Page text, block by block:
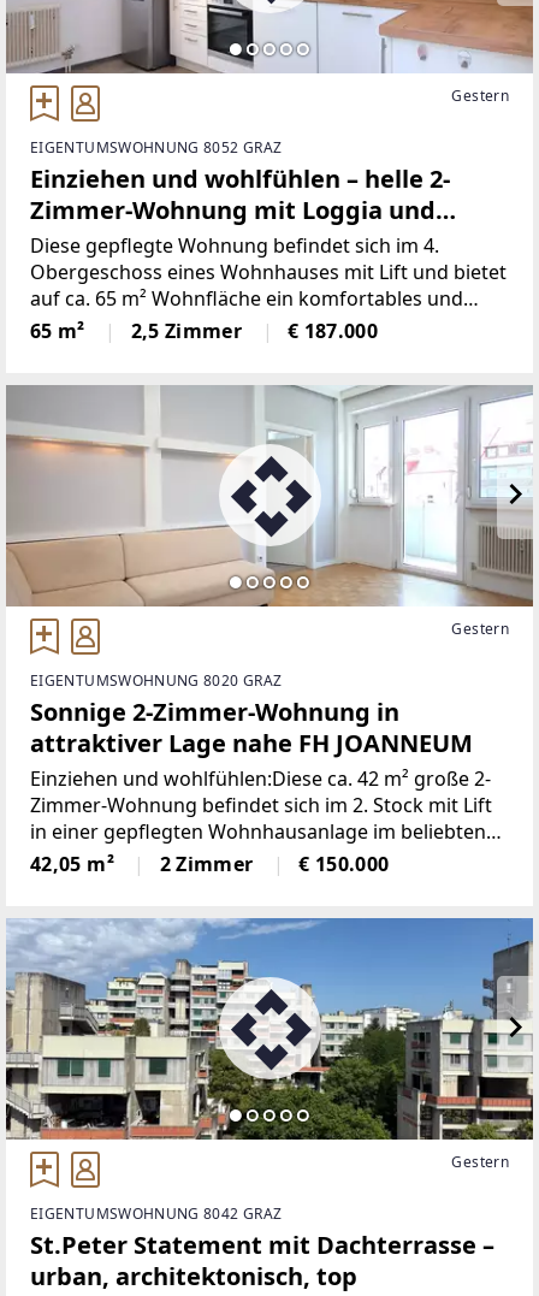
Gestern
EIGENTUMSWOHNUNG 8052 GRAZ
Einziehen und wohlfühlen – helle 2-
Zimmer-Wohnung mit Loggia und
Parkplatz
Diese gepflegte Wohnung befindet sich im 4.
Obergeschoss eines Wohnhauses mit Lift und bietet
auf ca. 65 m² Wohnfläche ein komfortables und
durchdachtes Raumkonzept.Die Wohnung verfügt
über ein gemütliches Schlafzimmer, ein helles
65 m² 2,5 Zimmer € 187.000
Gestern
EIGENTUMSWOHNUNG 8020 GRAZ
Sonnige 2-Zimmer-Wohnung in
attraktiver Lage nahe FH JOANNEUM
Einziehen und wohlfühlen:Diese ca. 42 m² große 2-
Zimmer-Wohnung befindet sich im 2. Stock mit Lift
in einer gepflegten Wohnhausanlage im beliebten
Grazer Stadtbezirk Eggenberg in unmittelbarer
Nähe zur FH Joanneum. Mit ihrer guten
42,05 m² 2 Zimmer € 150.000
Gestern
EIGENTUMSWOHNUNG 8042 GRAZ
St.Peter Statement mit Dachterrasse –
urban, architektonisch, top